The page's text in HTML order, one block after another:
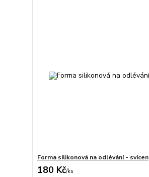
Forma silikonová na odlévání - svícen
180 Kč/ks